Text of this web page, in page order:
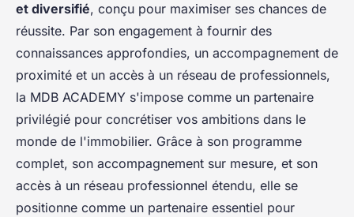
et diversifié, conçu pour maximiser ses chances de
réussite. Par son engagement à fournir des
connaissances approfondies, un accompagnement de
proximité et un accès à un réseau de professionnels,
la MDB ACADEMY s'impose comme un partenaire
privilégié pour concrétiser vos ambitions dans le
monde de l'immobilier. Grâce à son programme
complet, son accompagnement sur mesure, et son
accès à un réseau professionnel étendu, elle se
positionne comme un partenaire essentiel pour